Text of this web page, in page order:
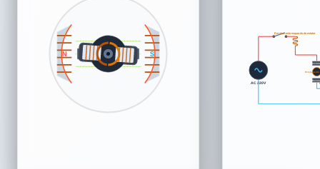
S N
AC 220V
Enrolamento esquerdo do estator
Escova
Enrolamento